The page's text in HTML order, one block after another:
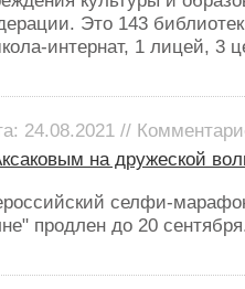
Это 143
интернат, 1 лицей, 3
24.08.2021 //
на дружеской
селфи-
продлен до 20